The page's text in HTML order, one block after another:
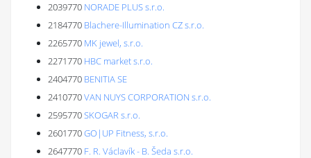
2039770 NORADE PLUS s.r.o.
2184770 Blachere-Illumination CZ s.r.o.
2265770 MK jewel, s.r.o.
2271770 HBC market s.r.o.
2404770 BENITIA SE
2410770VAN NUYS CORPORATION s.r.o.
2595770SKOGAR s.r.o.
2601770GO|UP Fitness, s.r.o.
2647770 F. R. Václavík - B. Šeda s.r.o.